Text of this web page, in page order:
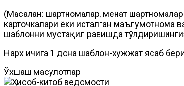
(Масалан: шартномалар, меҳнат
карточкалари ёки исталган
шаблонни мустақил равишда
Нарх ичига 1 дона шаблон-хужжат ясаб
Ўхшаш маҳсулотлар